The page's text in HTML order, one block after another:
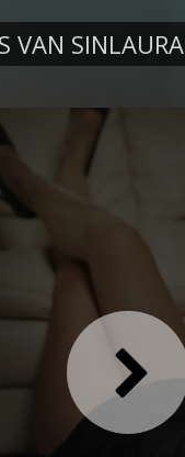
VAN SINLAURA